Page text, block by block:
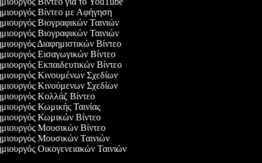
Βίντεο με Αφήγηση
Βιογραφικών Ταινιών
Βιογραφικών Ταινιών
Διαφημιστικών Βίντεο
Εισαγωγικών Βίντεο
Εκπαιδευτικών Βίντεο
Κινουμένων Σχεδίων
Κινούμενων Σχεδίων
Κολλάζ Βίντεο
Κωμικής Ταινίας
Κωμικών Βίντεο
Μουσικών Βίντεο
Μουσικών Ταινιών
Οικογενειακών Ταινιών